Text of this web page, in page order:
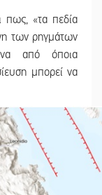
πως, «τα πεδία
των ρηγμάτων
από όποια
μπορεί να